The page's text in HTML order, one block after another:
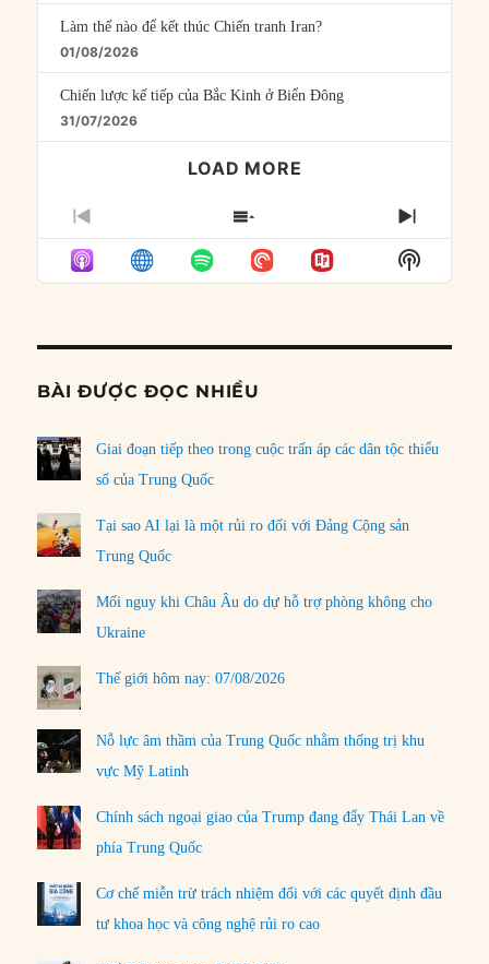
Làm thế nào để kết thúc Chiến tranh Iran?
01/08/2026
Chiến lược kế tiếp của Bắc Kinh ở Biển Đông
31/07/2026
LOAD MORE
PREVIOUS
EPISODE
SHOW
EPISODES
LIST
NEXT
Show
Podcast
BÀI ĐƯỢC ĐỌC NHIỀU
Giai đoạn tiếp theo trong cuộc trấn áp các dân tộc thiểu
số của Trung Quốc
Tại sao AI lại là một rủi ro đối với Đảng Cộng sản
Trung Quốc
Mối nguy khi Châu Âu do dự hỗ trợ phòng không cho
Ukraine
Thế giới hôm nay: 07/08/2026
Nỗ lực âm thầm của Trung Quốc nhằm thống trị khu
vực Mỹ Latinh
Chính sách ngoại giao của Trump đang đẩy Thái Lan về
phía Trung Quốc
Cơ chế miễn trừ trách nhiệm đối với các quyết định đầu
tư khoa học và công nghệ rủi ro cao